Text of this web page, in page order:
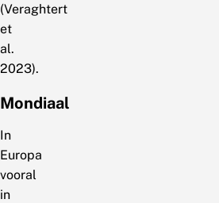
(Veraghtert
et
al.
2023).
Mondiaal
In
Europa
vooral
in